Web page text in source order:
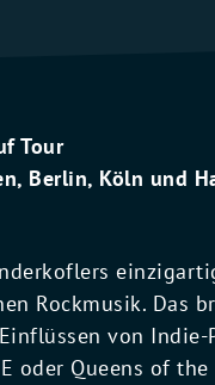
Tour
Berlin, Köln und
Rockmusik. Das
von Indie-
oder Queens of